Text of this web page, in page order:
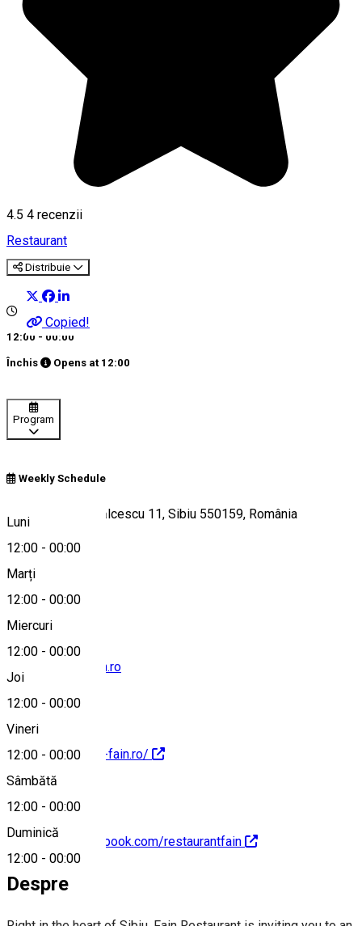
4.5 4 recenzii
Restaurant
Distribuie
Copied!
12:00 - 00:00
Închis Opens at 12:00
Program
Weekly Schedule
Luni
12:00 - 00:00
Marți
12:00 - 00:00
Miercuri
12:00 - 00:00
Joi
12:00 - 00:00
Vineri
12:00 - 00:00
Sâmbătă
12:00 - 00:00
Duminică
12:00 - 00:00
Strada Nicolae Bălcescu 11, Sibiu 550159, România
Hartă
office@super-fain.ro
http://www.super-fain.ro/
https://www.facebook.com/restaurantfain
Despre